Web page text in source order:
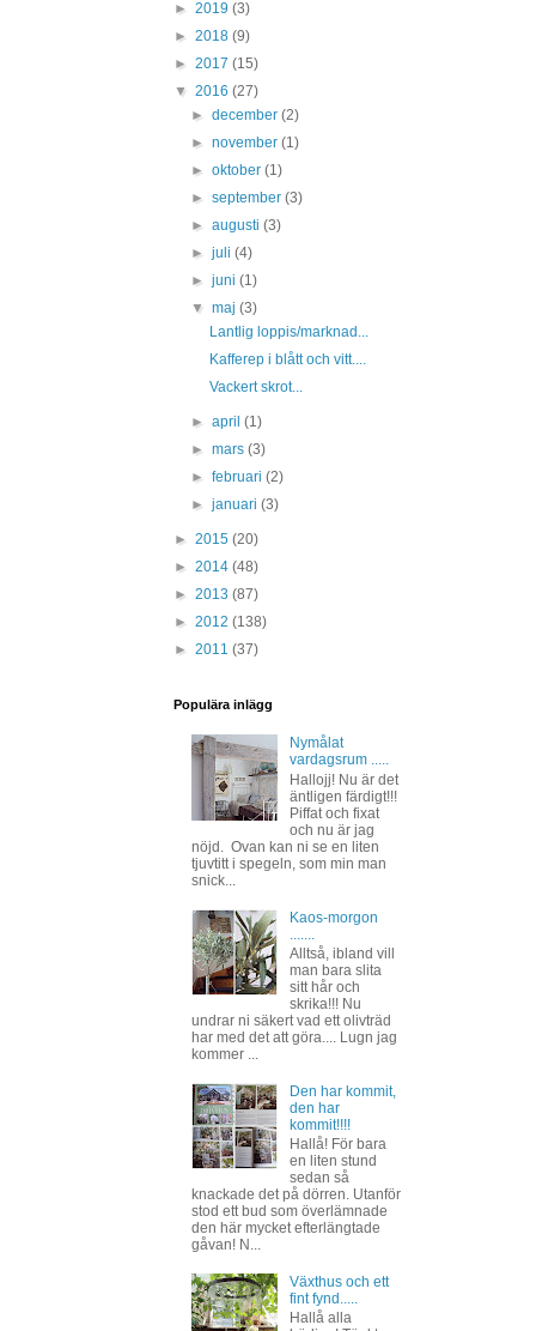
► 2019 (3)
► 2018 (9)
► 2017 (15)
▼ 2016 (27)
►december(2)
►november(1)
►oktober(1)
►september(3)
►augusti(3)
►juli(4)
►juni(1)
▼maj(3)
Lantlig loppis/marknad...
Kafferep i blått och vitt....
Vackert skrot...
►april(1)
►mars(3)
►februari(2)
►januari(3)
► 2015 (20)
► 2014 (48)
► 2013 (87)
► 2012 (138)
► 2011 (37)
Populära inlägg
Nymålat
vardagsrum .....
Hallojj! Nu är det
äntligen färdigt!!!
Piffat och fixat
och nu är jag
nöjd. Ovan kan ni se en liten
tjuvtitt i spegeln, som min man
snick...
Kaos-morgon
Alltså, ibland vill
man bara slita
sitt hår och
skrika!!! Nu
undrar ni säkert vad ett olivträd
har med det att göra.... Lugn jag
kommer ...
Den har kommit,
den har
kommit!!!!
Hallå! För bara
en liten stund
sedan så
knackade det på dörren. Utanför
stod ett bud som överlämnade
den här mycket efterlängtade
gåvan! N...
Växthus och ett
fint fynd.....
Hallå alla